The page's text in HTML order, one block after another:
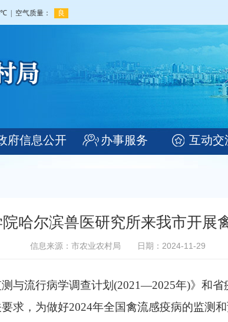
府信息公开 办事服务 互动交
哈尔滨兽医研究所来我市开展
信息来源：市农业农村局 日期：2024-11-29
流行病学调查计划(2021—2025年)》和省
求，为做好2024年全国禽流感疫病的监测